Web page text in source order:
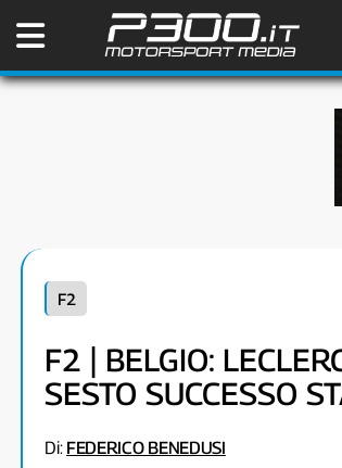
F2
F2 | BELGIO:
SESTO SUCCESSO
Di: FEDERICO BENEDUSI